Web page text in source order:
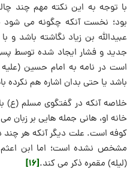
با توجه به این نکته مهم چند
بود؛ نخست آنکه چگونه می شود
عبیدالله بن زیاد نگاشته باشد
جدید و فشار ایجاد شده توسط
است در نامه به امام حسین
باشد یا حتی بدان اشاره هم نکرده
خلاصه آنکه در گفتگوی مسلم (ع)
خانه او، هانی جمله هایی بر زبان می
کوفه است. علت دیگر آنکه هر چند
مشخص نشده است؛ اما ابن
(لیله) مقمره ذکر می کند.[16]